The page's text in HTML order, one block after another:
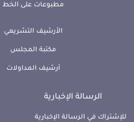
مطبوعات على الخط
الأرشيف التشريعي
مكتبة المجلس
أرشيف المداولات
الرسالة الإخبارية
للإشتراك في الرسالة الإخبارية